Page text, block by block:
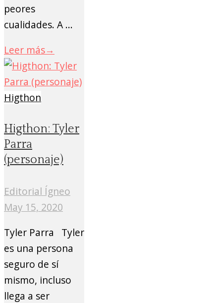
peores
cualidades. A ...
Leer más→
Higthon
Higthon: Tyler
Parra
(personaje)
Editorial Ígneo
May 15, 2020
Tyler Parra Tyler
es una persona
seguro de sí
mismo, incluso
llega a ser